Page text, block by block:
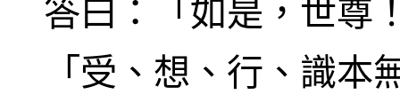
答曰：「如是，世尊
「受、想、行、識本